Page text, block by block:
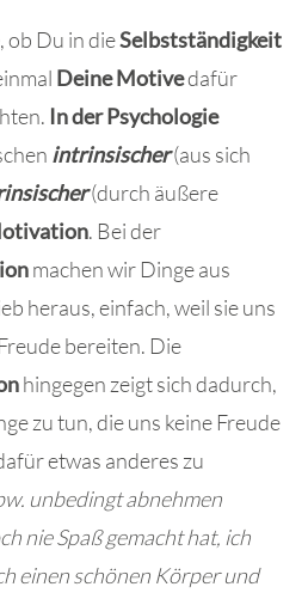
ob Du in dieSelbstständigkeit
Deine Motivedafür
In der Psychologie
intrinsischer(aus sich
(durch äußere
. Bei der
machen wir Dinge aus
heraus, einfach, weil sie uns
bereiten. Die
hingegen zeigt sich dadurch,
zu tun, die uns keine Freude
etwas anderes zu
unbedingt abnehmen
nie Spaß gemacht hat, ich
einen schönen Körper und